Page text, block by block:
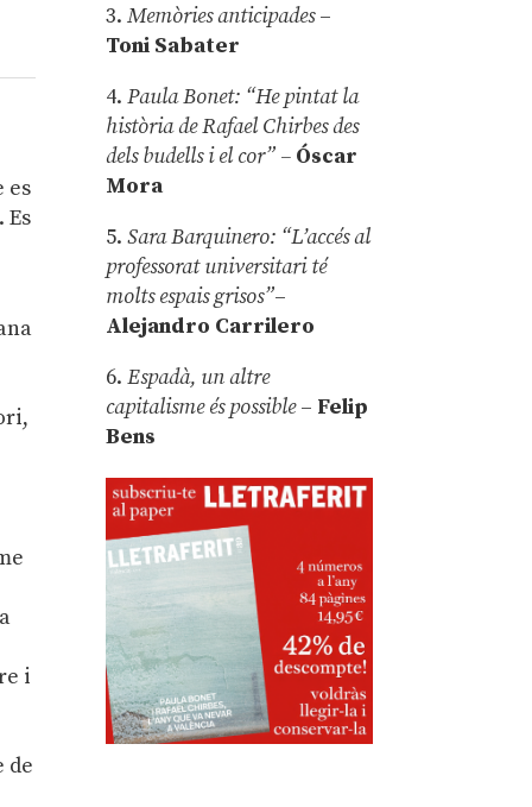
es
Es
i
de
3.Memòries anticipades–
Toni Sabater
4.Paula Bonet: “He pintat la
història de Rafael Chirbes des
dels budells i el cor” – Óscar
Mora
5.Sara Barquinero: “L’accés al
professorat universitari té
molts espais grisos”–
Alejandro Carrilero
6.Espadà, un altre
capitalisme és possible – Felip
Bens